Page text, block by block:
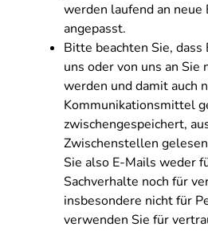
werden laufend an neue
angepasst.
Bitte beachten Sie, dass
uns oder von uns an
werden und damit auch
Kommunikationsmittel
zwischengespeichert,
Zwischenstellen
Sie also E-Mails weder
Sachverhalte noch für
insbesondere nicht für
verwenden Sie für